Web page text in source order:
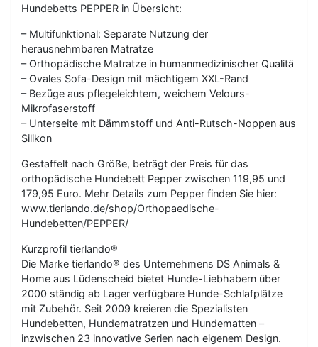
Hundebetts PEPPER in Übersicht:
– Multifunktional: Separate Nutzung der
herausnehmbaren Matratze
– Orthopädische Matratze in humanmedizinischer Qualitä
– Ovales Sofa-Design mit mächtigem XXL-Rand
– Bezüge aus pflegeleichtem, weichem Velours-
Mikrofaserstoff
– Unterseite mit Dämmstoff und Anti-Rutsch-Noppen aus
Silikon
Gestaffelt nach Größe, beträgt der Preis für das
orthopädische Hundebett Pepper zwischen 119,95 und
179,95 Euro. Mehr Details zum Pepper finden Sie hier:
www.tierlando.de/shop/Orthopaedische-
Hundebetten/PEPPER/
Kurzprofil tierlando®
Die Marke tierlando® des Unternehmens DS Animals &
Home aus Lüdenscheid bietet Hunde-Liebhabern über
2000 ständig ab Lager verfügbare Hunde-Schlafplätze
mit Zubehör. Seit 2009 kreieren die Spezialisten
Hundebetten, Hundematratzen und Hundematten –
inzwischen 23 innovative Serien nach eigenem Design.